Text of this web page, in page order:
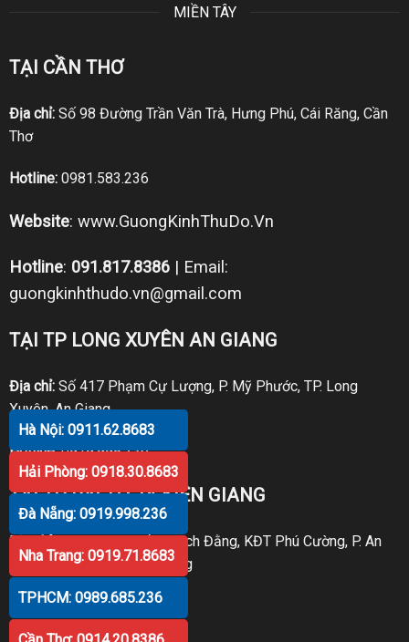
MIỀN TÂY
TẠI CẦN THƠ
Địa chỉ:Số 98 Đường Trần Văn Trà, Hưng Phú, Cái Răng, Cần
Thơ
Hotline: 0981.583.236
Website: www.GuongKinhThuDo.Vn
Hotline: 091.817.8386| Email:
guongkinhthudo.vn@gmail.com
TẠI TP LONG XUYÊN AN GIANG
Địa chỉ:Số 417 Phạm Cự Lượng, P. Mỹ Phước, TP. Long
Xuyên, An Giang
Hotline: 0919.998.236
TẠI TP RẠCH GIÁ KIÊN GIANG
Địa chỉ:
P30 Căn 07 Trần Bạch Đằng, KĐT Phú Cường, P. An
Hòa, TP. Rạch Giá, Kiên Giang
Hotline: 0919.998.236
Hà Nội: 0911.62.8683
Hải Phòng: 0918.30.8683
Đà Nẵng: 0919.998.236
Nha Trang: 0919.71.8683
TPHCM: 0989.685.236